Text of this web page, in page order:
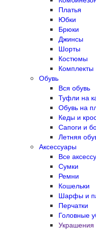
Платья
Юбки
Брюки
Джинсы
Шорты
Костюмы
Комплекты
Обувь
Вся обувь
Туфли на
Обувь на
Кеды и
Сапоги и
Летняя
Аксессуары
Все
Сумки
Ремни
Кошельки
Шарфы и
Перчатки
Головные
Украшения